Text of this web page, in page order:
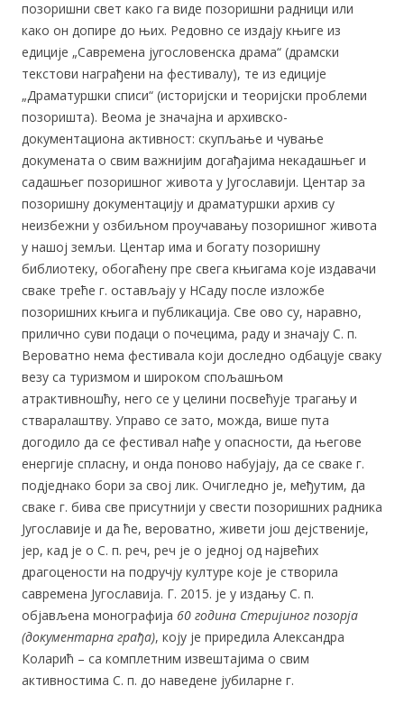
60 година Стеријиног позорја
(документарна грађа), коју је приредила Александра
Коларић – са комплетним извештајима о свим
активностима С. п. до наведене јубиларне г.